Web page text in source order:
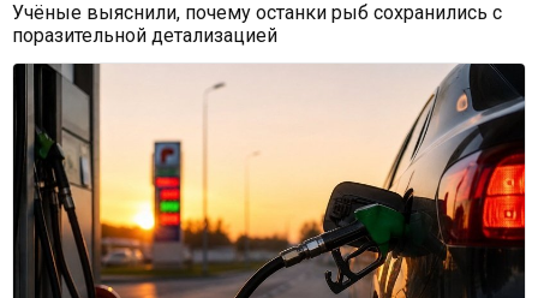
Учёные выяснили, почему останки рыб сохранились с
поразительной детализацией